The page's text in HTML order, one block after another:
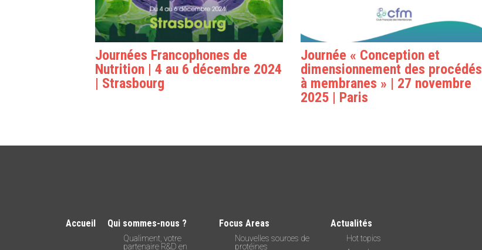
Journées Francophones de
Nutrition | 4 au 6 décembre 2024
| Strasbourg
Journée « Conception et
dimensionnement des procédés
à membranes » | 27 novembre
2025 | Paris
Accueil Qui sommes-nous ?
Qualiment, votre
partenaire R&D en
Focus Areas
Nouvelles sources de
protéines
Actualités
Hot topics